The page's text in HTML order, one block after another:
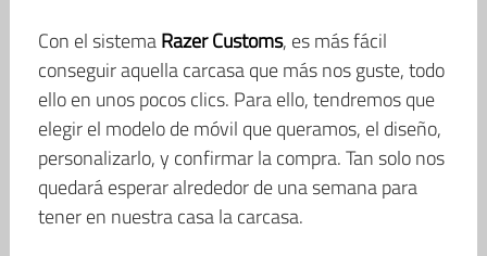
Con el sistemaRazer Customs, es más fácil
conseguir aquella carcasa que más nos guste, todo
ello en unos pocos clics. Para ello, tendremos que
elegir el modelo de móvil que queramos, el diseño,
personalizarlo, y confirmar la compra. Tan solo nos
quedará esperar alrededor de una semana para
tener en nuestra casa la carcasa.